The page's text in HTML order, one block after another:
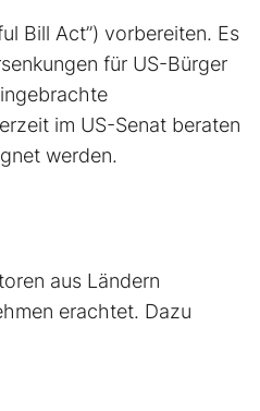
Bill Act’’) vorbereiten. Es
für US-Bürger
im US-Senat beraten
werden.
aus Ländern
erachtet. Dazu